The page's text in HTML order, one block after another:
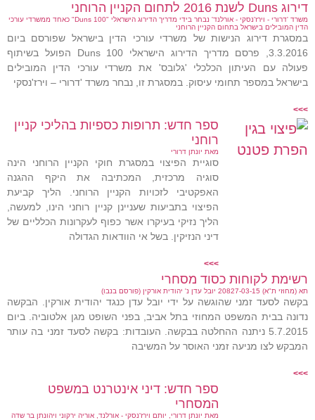
דירוג Duns לשנת 2016 לתחום הקניין הרוחני
משרד 'דרורי - וירז'נסקי - אורלנד' נבחר בידי מדריך הדירוג הישראלי "Duns 100" כאחד ממשרדי עורכי
הדין המובילים בישראל בתחום הקניין הרוחני
במסגרת דירוג הנישות של משרדי עורכי הדין בישראל שפורסם ביום
3.3.2016, פרסם מדריך הדירוג הישראלי Duns 100 הפועל בשיתוף
פעולה עם העיתון הכלכלי 'גלובס' את משרדי עורכי הדין המובילים
בישראל במספר תחומי עיסוק. במסגרת זו, נבחר משרד 'דרורי – וירז'נסקי
>>>
ספר חדש: תרופות כספיות בהליכי קניין
רוחני
מאת יונתן דרורי
סוגיית הפיצוי במסגרת חוקי הקניין הרוחני הינה
סוגיה מרכזית, המכתיבה את היקף ההגנה
האפקטיבי לזכויות הקניין הרוחני. הליך קביעת
הפיצוי בתביעות שעניינן קניין רוחני הינו, למעשה,
הליך נזיקי בעיקרו אשר כפוף לעקרונות הכלליים של
דיני הנזיקין. בשל אי הוודאות הגדולה
>>>
רשימת לקוחות כסוד מסחרי
תא (מחוזי ת"א) 20827-03-15 יובל עדן נ' יהודית אורקין (פורסם בנבו)
בקשה לסעד זמני שהוגשה על ידי יובל עדן כנגד יהודית אורקין. הבקשה
נדונה בבית המשפט המחוזי בתל אביב, בפני השופט מגן אלטוביה. ביום
5.7.2015 ניתנה ההחלטה בבקשה. העובדות: בקשה לסעד זמני בה עותר
המבקש לצו מניעה זמני האוסר על המשיבה
>>>
ספר חדש: דיני אינטרנט במשפט
המסחרי
מאת יונתן דרורי, יותם וירז'נסקי - אורלנד, אוריה ירקוני ויהונתן בר שדה